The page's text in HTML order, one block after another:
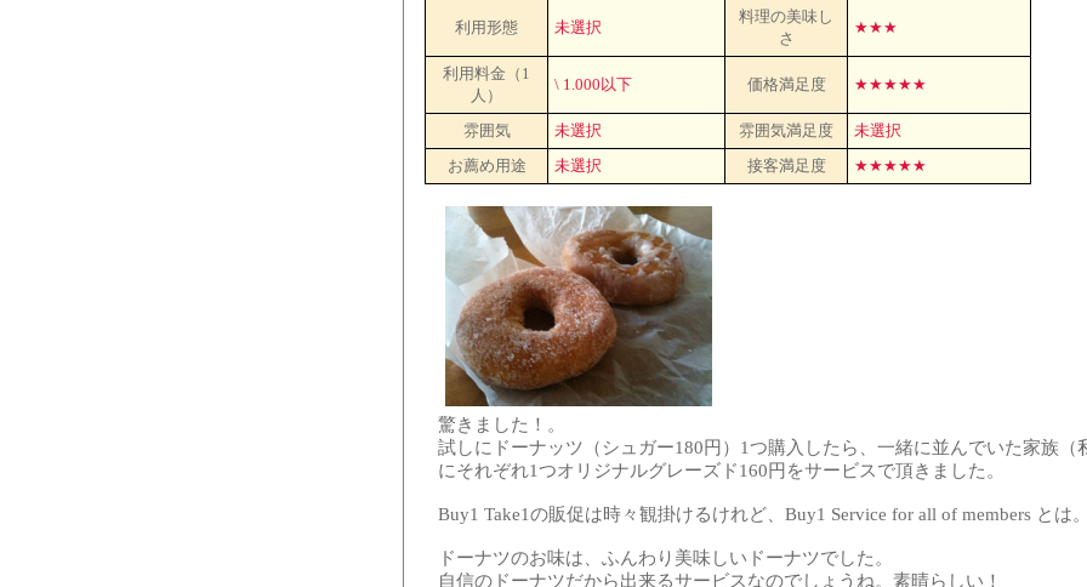
利用形態 未選択
料理の美味し
さ
★★★
利用料金（1
人）
\ 1.000以下 価格満足度 ★★★★★
雰囲気 未選択 雰囲気満足度
未選択
お薦め用途
未選択 接客満足度 ★★★★★
驚きました！。
試しにドーナッツ（シュガー180円）1つ購入したら、一緒に並んでいた家族（
にそれぞれ1つオリジナルグレーズド160円をサービスで頂きました。
Buy1 Take1の販促は時々観掛けるけれど、Buy1 Service for all of members とは。
ドーナツのお味は、ふんわり美味しいドーナツでした。
自信のドーナツだから出来るサービスなのでしょうね。素晴らしい！